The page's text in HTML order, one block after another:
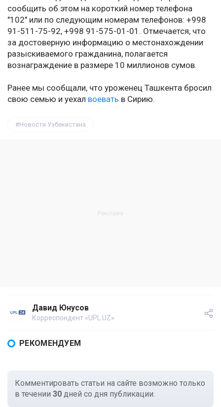
сообщить об этом на короткий номер телефона
"102" или по следующим номерам телефонов: +998
91-511-75-92, +998 91-575-01-01. Отмечается, что
за достоверную информацию о местонахождении
разыскиваемого гражданина, полагается
вознаграждение в размере 10 миллионов сумов.
Ранее мы сообщали, что уроженец Ташкента бросил
свою семью и уехал воевать в Сирию.
Новости Узбекистана
Давид Юнусов
Корреспондент «UPL.UZ»
РЕКОМЕНДУЕМ
Комментировать статьи на сайте возможно только
в течении 30 дней со дня публикации.